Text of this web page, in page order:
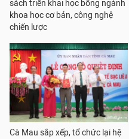
sách triển khai học bổng ngành
khoa học cơ bản, công nghệ
chiến lược
Cà Mau sắp xếp, tổ chức lại hệ